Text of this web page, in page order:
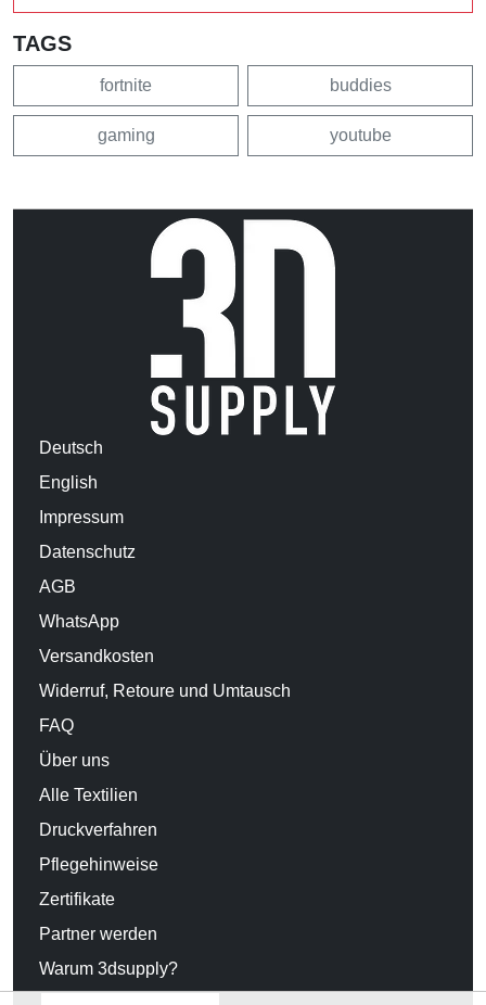
TAGS
fortnite buddies
gaming youtube
Deutsch
English
Impressum
Datenschutz
AGB
WhatsApp
Versandkosten
Widerruf, Retoure und Umtausch
FAQ
Über uns
Alle Textilien
Druckverfahren
Pflegehinweise
Zertifikate
Partner werden
Warum 3dsupply?